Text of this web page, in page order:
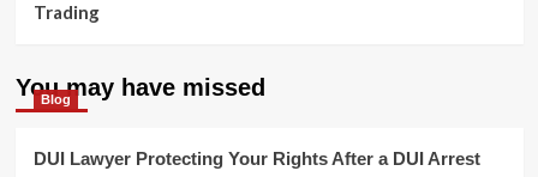
Trading
You may have missed
Blog
DUI Lawyer Protecting Your Rights After a DUI Arrest